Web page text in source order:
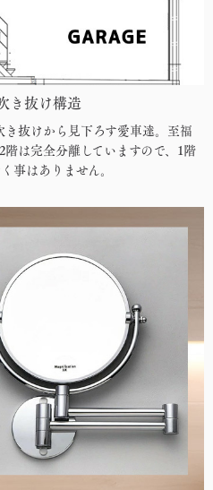
き抜け構造
抜けから見下ろす愛車達。至福
階は完全分離していますので、1階
事はありません。